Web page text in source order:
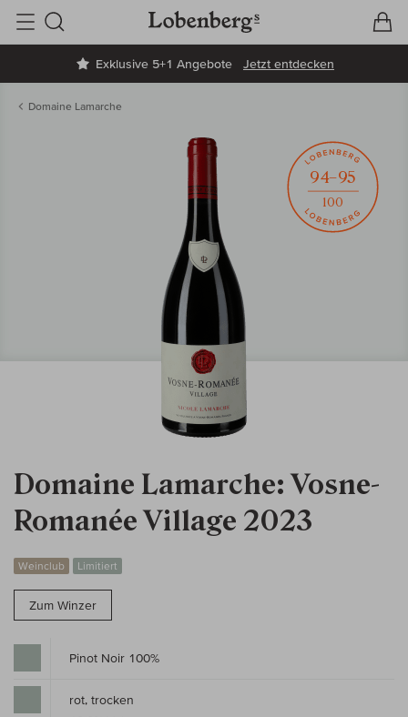
Exklusive 5+1 Angebote Jetzt entdecken
Suche
Domaine Lamarche
Domaine Lamarche: Vosne-
Romanée Village 2023
Weinclub Limitiert
Zum Winzer
94–95
100
Pinot Noir 100%
rot, trocken